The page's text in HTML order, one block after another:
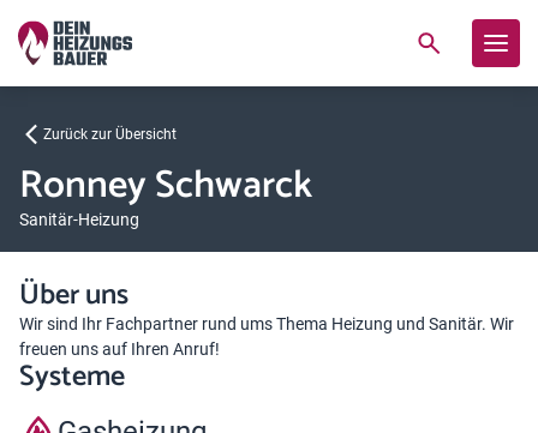
Zurück zur Übersicht
Ronney Schwarck
Sanitär-Heizung
Über uns
Wir sind Ihr Fachpartner rund ums Thema Heizung und Sanitär. Wir
freuen uns auf Ihren Anruf!
Systeme